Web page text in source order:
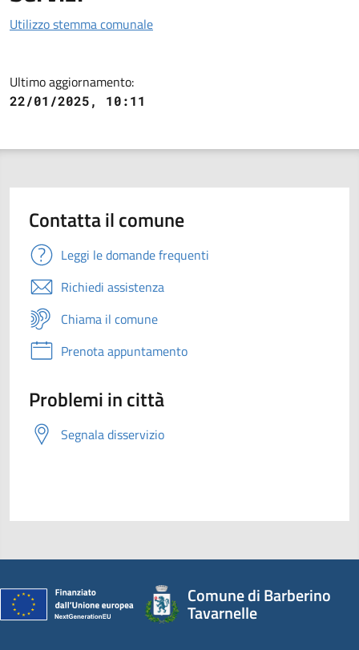
Utilizzo stemma comunale
Ultimo aggiornamento:
22/01/2025, 10:11
Contatta il comune
Leggi le domande frequenti
Richiedi assistenza
Chiama il comune
Prenota appuntamento
Problemi in città
Segnala disservizio
Comune di Barberino
Tavarnelle